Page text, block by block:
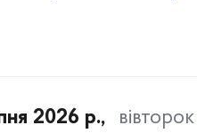
2026 р., вівторок